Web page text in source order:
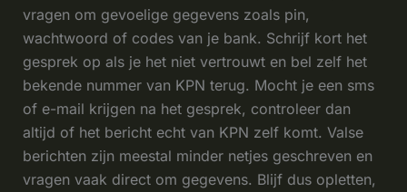
vragen om gevoelige gegevens zoals pin,
wachtwoord of codes van je bank. Schrijf kort het
gesprek op als je het niet vertrouwt en bel zelf het
bekende nummer van KPN terug. Mocht je een sms
of e-mail krijgen na het gesprek, controleer dan
altijd of het bericht echt van KPN zelf komt. Valse
berichten zijn meestal minder netjes geschreven en
vragen vaak direct om gegevens. Blijf dus opletten,